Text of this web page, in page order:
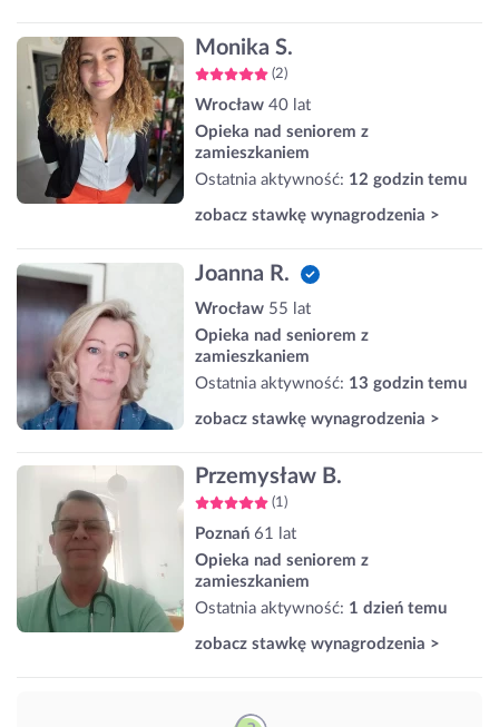
Monika S.
(2)
Wrocław 40 lat
Opieka nad seniorem z
zamieszkaniem
Ostatnia aktywność: 12 godzin temu
zobacz stawkę wynagrodzenia >
Joanna R.
Wrocław 55 lat
Opieka nad seniorem z
zamieszkaniem
Ostatnia aktywność: 13 godzin temu
zobacz stawkę wynagrodzenia >
Przemysław B.
(1)
Poznań 61 lat
Opieka nad seniorem z
zamieszkaniem
Ostatnia aktywność: 1 dzień temu
zobacz stawkę wynagrodzenia >